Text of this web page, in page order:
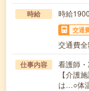
時給 時給
交通
交通費
仕事内容
看護師
【介護
は…○体